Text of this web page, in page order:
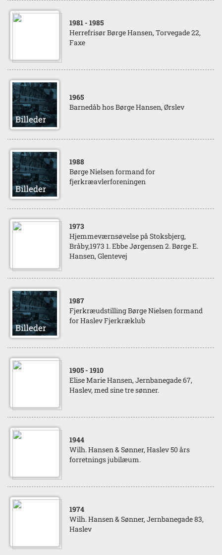
1981 - 1985
Herrefrisør Børge Hansen, Torvegade 22,
Faxe
1965
Barnedåb hos Børge Hansen, Ørslev
1988
Børge Nielsen formand for
fjerkræavlerforeningen
1973
Hjemmeværnsøvelse på Stoksbjerg,
Bråby,1973 1. Ebbe Jørgensen 2. Børge E.
Hansen, Glentevej
1987
Fjerkræudstilling Børge Nielsen formand
for Haslev Fjerkræklub
1905 - 1910
Elise Marie Hansen, Jernbanegade 67,
Haslev, med sine tre sønner.
1944
Wilh. Hansen & Sønner, Haslev 50 års
forretnings jubilæum.
1974
Wilh. Hansen & Sønner, Jernbanegade 83,
Haslev